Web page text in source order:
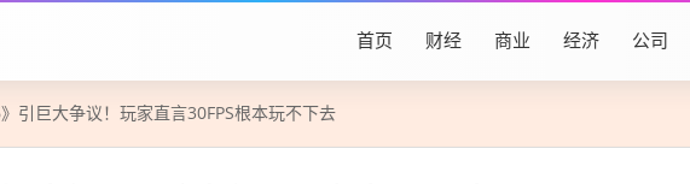
首页 财经 商业 经济 公司
》引巨大争议！玩家直言30FPS根本玩不下去